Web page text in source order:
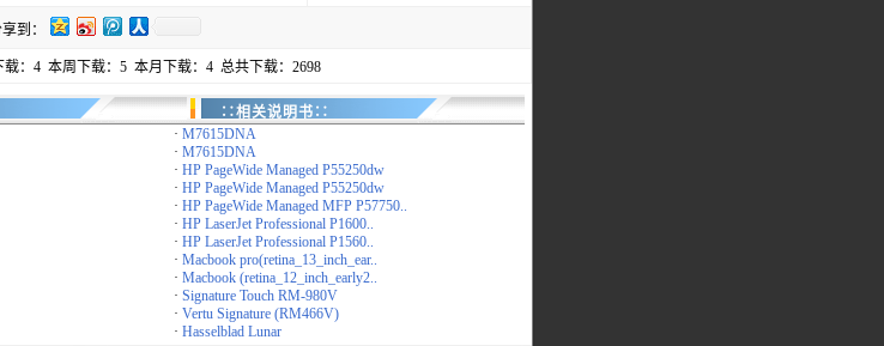
到：
载：4 本周下载：5 本月下载：4 总共下载：2698
∷相关说明书∷
· M7615DNA
· M7615DNA
· HP PageWide Managed P55250dw
· HP PageWide Managed P55250dw
· HP PageWide Managed MFP P57750..
· HP LaserJet Professional P1600..
· HP LaserJet Professional P1560..
· Macbook pro(retina_13_inch_ear..
· Macbook (retina_12_inch_early2..
· Signature Touch RM-980V
· Vertu Signature (RM466V)
· Hasselblad Lunar